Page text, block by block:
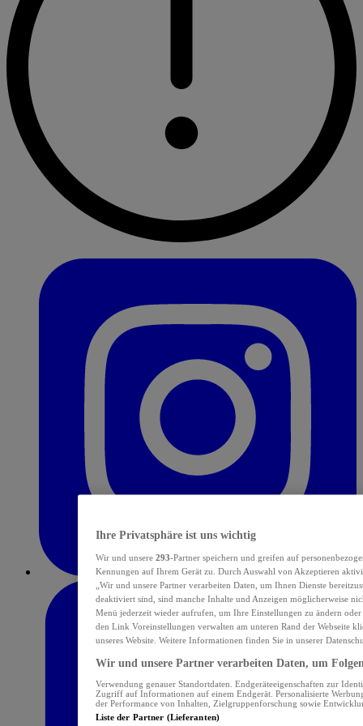
Ihre Privatsphäre ist uns wichtig
Wir und unsere 293-Partner speichern und greifen auf
Kennungen auf Ihrem Gerät zu. Durch Auswahl von Akzeptieren
„Wir und unsere Partner verarbeiten Daten, um Ihnen Dienste
deaktiviert sind, sind manche Inhalte und Anzeigen möglicherweise
Menü jederzeit wieder aufrufen, um Ihre Einstellungen zu ändern
den Link Voreinstellungen verwalten am unteren Rand der Webseite
unseres Website. Weitere Informationen finden Sie in unserer
Wir und unsere Partner verarbeiten Daten, um
Verwendung genauer Standortdaten. Endgeräteeigenschaften zur
Zugriff auf Informationen auf einem Endgerät. Personalisierte
der Performance von Inhalten, Zielgruppenforschung sowie
Liste der Partner (Lieferanten)